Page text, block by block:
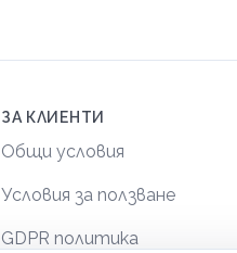
ЗА КЛИЕНТИ
Общи условия
Условия за ползване
GDPR политика